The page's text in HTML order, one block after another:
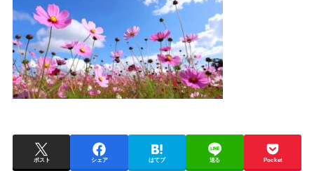
ポスト シェア はてブ 送る Pocket